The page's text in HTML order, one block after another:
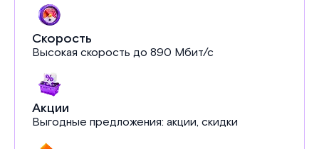
Скорость
Высокая скорость до 890 Мбит/с
Акции
Выгодные предложения: акции, скидки